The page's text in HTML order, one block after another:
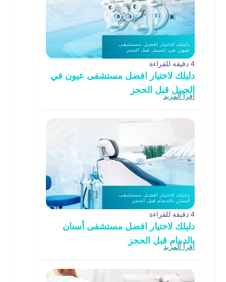
4 دقيقة للقراءة
دليلك لاختيار افضل مستشفى عيون في
الجبيل قبل الحجز
اقرأ المزيد
4 دقيقة للقراءة
دليلك لاختيار افضل مستشفى أسنان
بالدمام قبل الحجز
اقرأ المزيد